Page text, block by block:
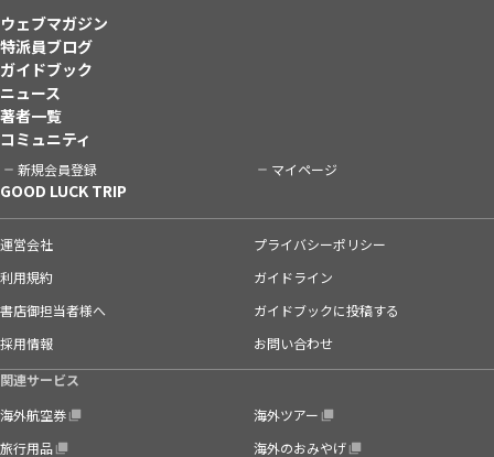
ウェブマガジン
特派員ブログ
ガイドブック
ニュース
著者一覧
コミュニティ
新規会員登録 マイページ
GOOD LUCK TRIP
運営会社
プライバシーポリシー
利用規約
ガイドライン
書店御担当者様へ
ガイドブックに投稿する
採用情報
お問い合わせ
関連サービス
海外航空券
海外ツアー
旅行用品
海外のおみやげ